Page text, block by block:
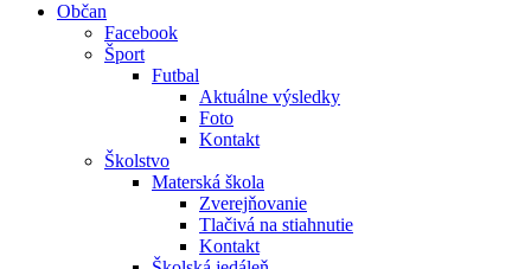
Občan
Facebook
Šport
Futbal
Aktuálne výsledky
Foto
Kontakt
Školstvo
Materská škola
Zverejňovanie
Tlačivá na stiahnutie
Kontakt